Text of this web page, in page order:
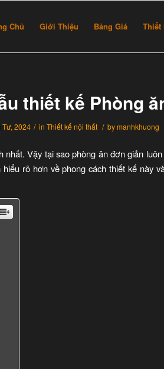
Chủ Giới Thiệu Bảng Giá Thiết
thiết kế Phòng
Tư, 2024 / in Thiết kế nội thất / bymanhkhuong
Vậy tại sao phòng ăn đơn giản
rõ hơn về phong cách thiết kế này